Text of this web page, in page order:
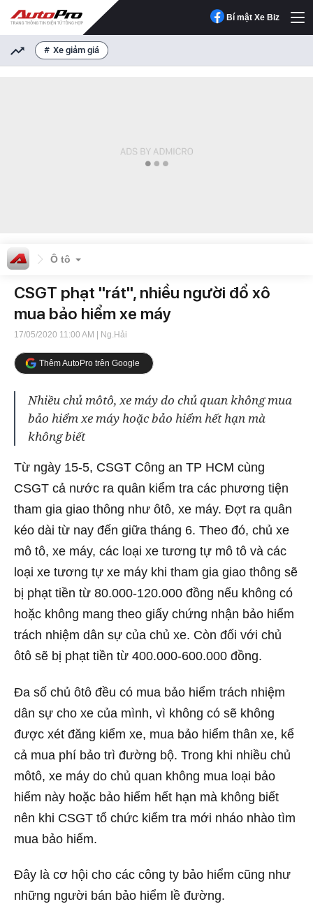
Bí mật Xe Biz
Xe giảm giá
Ô tô
CSGT phạt "rát", nhiều người đổ xô
mua bảo hiểm xe máy
17/05/2020 11:00 AM | Ng.Hải
Thêm AutoPro trên Google
Nhiều chủ môtô, xe máy do chủ quan không mua
bảo hiểm xe máy hoặc bảo hiểm hết hạn mà
không biết
Từ ngày 15-5, CSGT Công an TP HCM cùng
CSGT cả nước ra quân kiểm tra các phương tiện
tham gia giao thông như ôtô, xe máy. Đợt ra quân
kéo dài từ nay đến giữa tháng 6. Theo đó, chủ xe
mô tô, xe máy, các loại xe tương tự mô tô và các
loại xe tương tự xe máy khi tham gia giao thông sẽ
bị phạt tiền từ 80.000-120.000 đồng nếu không có
hoặc không mang theo giấy chứng nhận bảo hiểm
trách nhiệm dân sự của chủ xe. Còn đối với chủ
ôtô sẽ bị phạt tiền từ 400.000-600.000 đồng.
Đa số chủ ôtô đều có mua bảo hiểm trách nhiệm
dân sự cho xe của mình, vì không có sẽ không
được xét đăng kiểm xe, mua bảo hiểm thân xe, kể
cả mua phí bảo trì đường bộ. Trong khi nhiều chủ
môtô, xe máy do chủ quan không mua loại bảo
hiểm này hoặc bảo hiểm hết hạn mà không biết
nên khi CSGT tổ chức kiểm tra mới nháo nhào tìm
mua bảo hiểm.
Đây là cơ hội cho các công ty bảo hiểm cũng như
những người bán bảo hiểm lề đường.